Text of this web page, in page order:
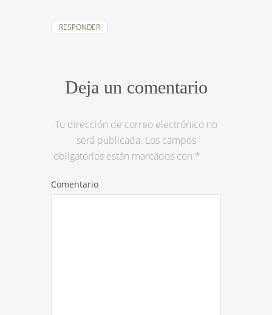
RESPONDER
Deja un comentario
Tu dirección de correo electrónico no
será publicada. Los campos
obligatorios están marcados con *
Comentario